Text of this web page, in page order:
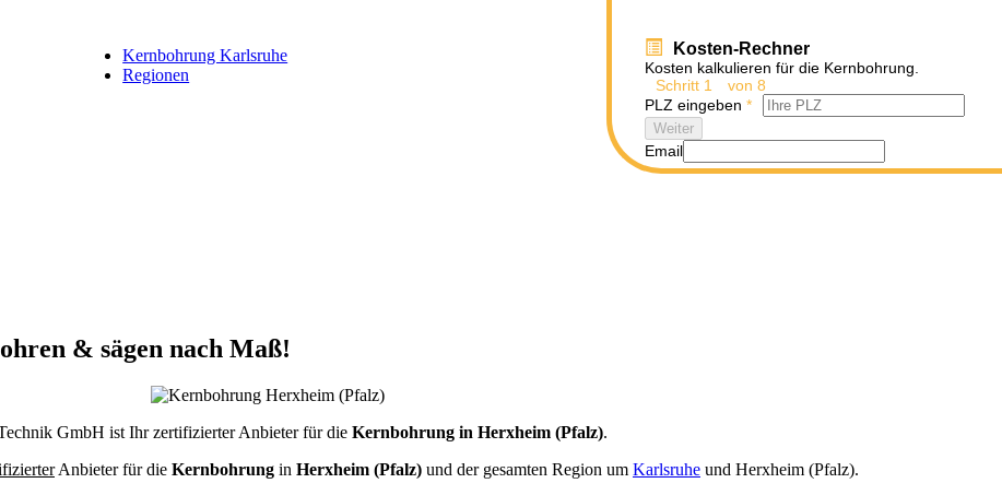
Kernbohrung Karlsruhe
Regionen
& sägen nach Maß!
GmbH ist Ihr zertifizierter Anbieter für die Kernbohrung in Herxheim (Pfalz).
Anbieter für die Kernbohrung in Herxheim (Pfalz) und der gesamten Region um Karlsruhe und Herxheim (Pfalz).
Kosten-Rechner
Kosten kalkulieren für die Kernbohrung.
Schritt 1
von 8
PLZ eingeben *
Weiter
Email